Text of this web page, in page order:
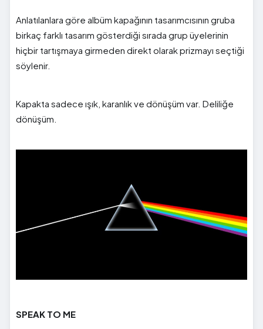
Anlatılanlara göre albüm kapağının tasarımcısının gruba
birkaç farklı tasarım gösterdiği sırada grup üyelerinin
hiçbir tartışmaya girmeden direkt olarak prizmayı seçtiği
söylenir.
Kapakta sadece ışık, karanlık ve dönüşüm var. Deliliğe
dönüşüm.
SPEAK TO ME